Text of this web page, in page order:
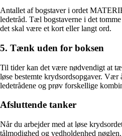
Antallet af bogstaver i ordet
ledetråd. Tæl bogstaverne i det
det skal være et kort eller langt ord.
5. Tænk uden for boksen
Til tider kan det være nødvendigt at
løse bestemte krydsordsopgaver.
ledetrådene og prøv forskellige
Afsluttende tanker
Når du arbejder med at løse
tålmodighed og vedholdenhed